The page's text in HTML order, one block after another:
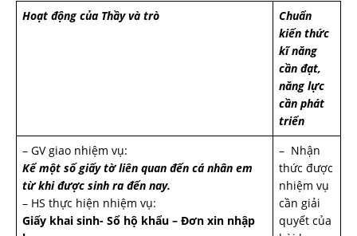
Hoạt động của Thầy và trò
Chuẩn
kiến thức
kĩ năng
cần đạt,
năng lực
cần phát
triển
– GV giao nhiệm vụ:
Kể một số giấy tờ liên quan đến cá nhân em
từ khi được sinh ra đến nay.
– HS thực hiện nhiệm vụ:
Giấy khai sinh- Sổ hộ khẩu – Đơn xin nhập
– Nhận
thức được
nhiệm vụ
cần giải
quyết của